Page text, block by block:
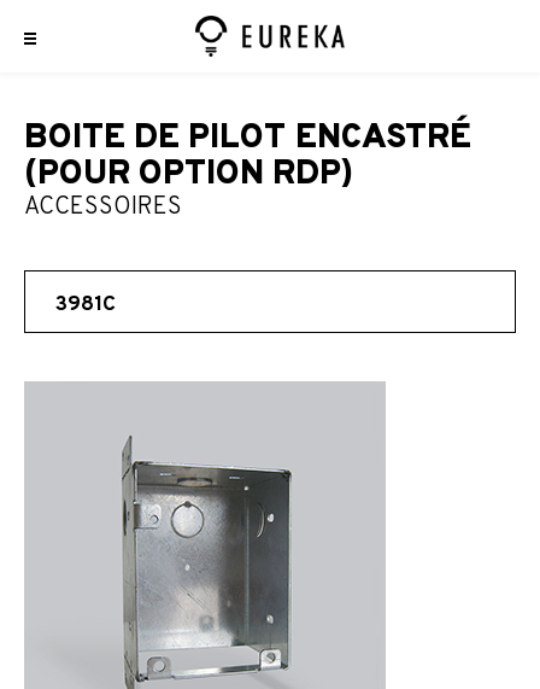
BOITE DE PILOT ENCASTRÉ
(POUR OPTION RDP)
ACCESSOIRES
3981C